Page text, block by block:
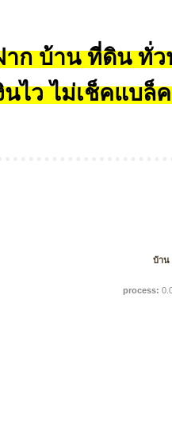
ก บ้าน ที่ดิน ทั่ว
นไว ไม่เช็คแบล็
บ้าน
process: